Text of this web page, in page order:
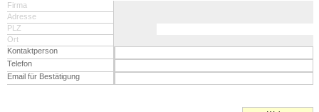
Firma
Adresse
PLZ
Ort
Kontaktperson
Telefon
Email für Bestätigung